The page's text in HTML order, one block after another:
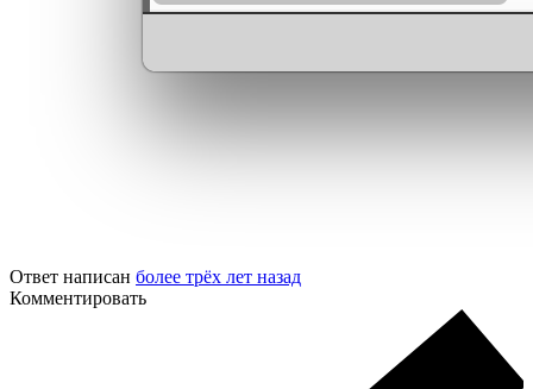
Ответ написан более трёх лет назад
Комментировать